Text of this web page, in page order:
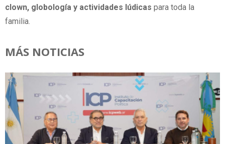
clown, globología y actividades lúdicas para toda la
familia.
MÁS NOTICIAS